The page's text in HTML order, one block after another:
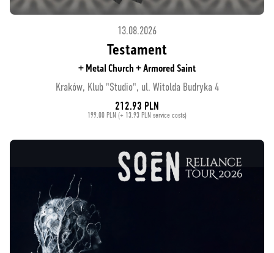
13.08.2026
Testament
+ Metal Church + Armored Saint
Kraków, Klub "Studio", ul. Witolda Budryka 4
212.93 PLN
199.00 PLN (+ 13.93 PLN service costs)